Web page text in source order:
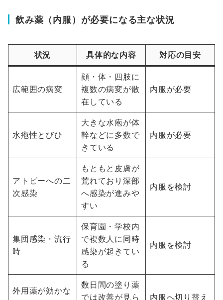
飲み薬（内服）が必要になる主な状況
状況 具体的な内容 対応の目安
広範囲の病変
顔・体・四肢に
複数の病変が散
在している
内服が必要
水疱性とびひ
大きな水疱が体
幹などに多数で
きている
内服が必要
アトピーへの二
次感染
もともと皮膚が
荒れており深部
へ感染が進みや
すい
内服を検討
集団感染・流行
時
保育園・学校内
で複数人に同時
感染が起きてい
る
内服を検討
外用薬が効かな
数日間の塗り薬
では改善が見ら
内服へ切り替え